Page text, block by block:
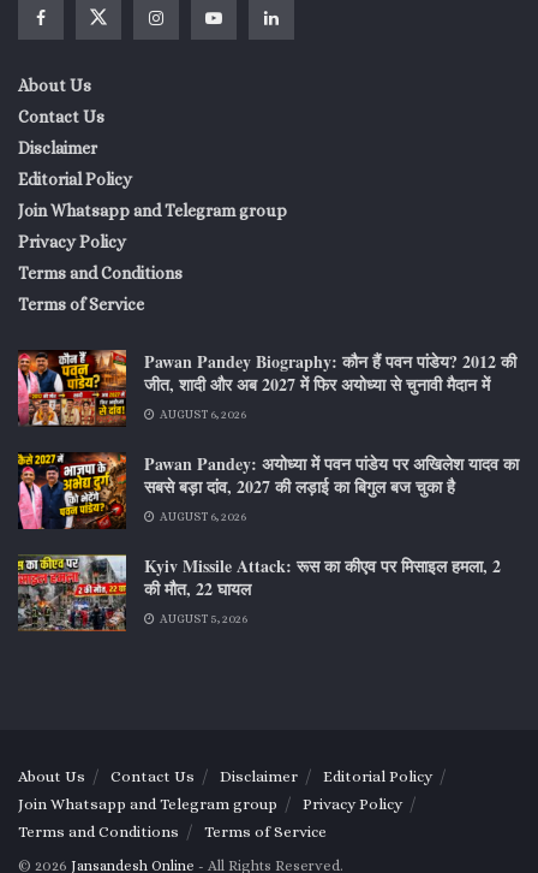
About Us
Contact Us
Disclaimer
Editorial Policy
Join Whatsapp and Telegram group
Privacy Policy
Terms and Conditions
Terms of Service
Pawan Pandey Biography: कौन हैं पवन पांडेय? 2012 की
जीत, शादी और अब 2027 में फिर अयोध्या से चुनावी मैदान में
AUGUST 6, 2026
Pawan Pandey: अयोध्या में पवन पांडेय पर अखिलेश यादव का
सबसे बड़ा दांव, 2027 की लड़ाई का बिगुल बज चुका है
AUGUST 6, 2026
Kyiv Missile Attack: रूस का कीएव पर मिसाइल हमला, 2
की मौत, 22 घायल
AUGUST 5, 2026
About Us Contact Us Disclaimer
Editorial Policy
Join Whatsapp and Telegram group
Privacy Policy
Terms and Conditions
Terms of Service
© 2026 Jansandesh Online - All Rights Reserved.